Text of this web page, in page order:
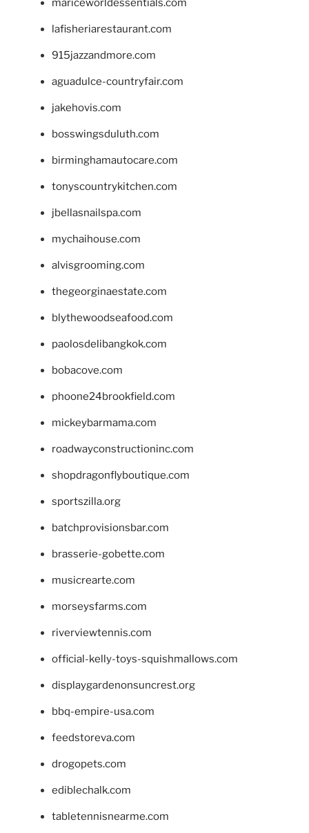
mariceworldessentials.com
lafisheriarestaurant.com
915jazzandmore.com
aguadulce-countryfair.com
jakehovis.com
bosswingsduluth.com
birminghamautocare.com
tonyscountrykitchen.com
jbellasnailspa.com
mychaihouse.com
alvisgrooming.com
thegeorginaestate.com
blythewoodseafood.com
paolosdelibangkok.com
bobacove.com
phoone24brookfield.com
mickeybarmama.com
roadwayconstructioninc.com
shopdragonflyboutique.com
sportszilla.org
batchprovisionsbar.com
brasserie-gobette.com
musicrearte.com
morseysfarms.com
riverviewtennis.com
official-kelly-toys-squishmallows.com
displaygardenonsuncrest.org
bbq-empire-usa.com
feedstoreva.com
drogopets.com
ediblechalk.com
tabletennisnearme.com